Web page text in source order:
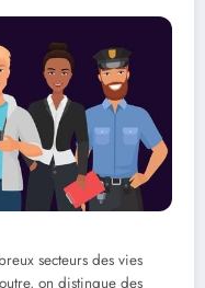
secteurs des vies
on distingue des